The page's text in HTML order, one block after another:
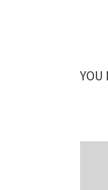
YOU